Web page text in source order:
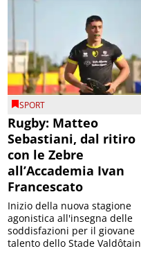
SPORT
Rugby: Matteo
Sebastiani, dal ritiro
con le Zebre
all’Accademia Ivan
Francescato
Inizio della nuova stagione
agonistica all'insegna delle
soddisfazioni per il giovane
talento dello Stade Valdôtain